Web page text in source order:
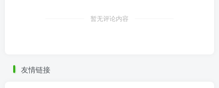
暂无评论内容
友情链接